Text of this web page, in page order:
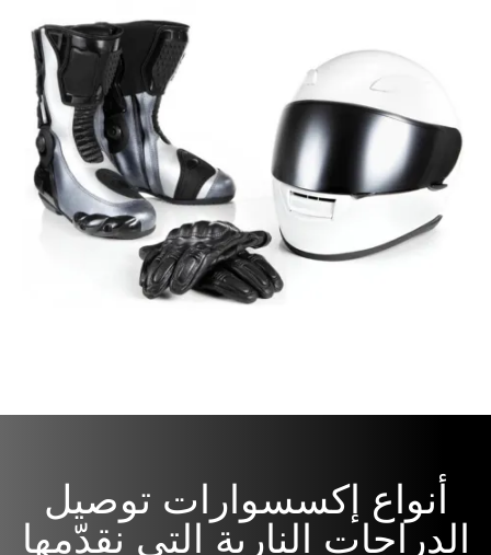
أنواع إكسسوارات توصيل
الدراجات النارية التي نقدّمها